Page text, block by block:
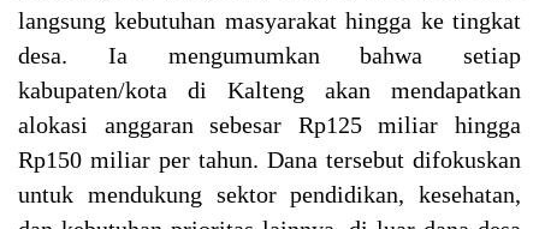
langsung kebutuhan masyarakat hingga ke tingkat
desa. Ia mengumumkan bahwa setiap
kabupaten/kota di Kalteng akan mendapatkan
alokasi anggaran sebesar Rp125 miliar hingga
Rp150 miliar per tahun. Dana tersebut difokuskan
untuk mendukung sektor pendidikan, kesehatan,